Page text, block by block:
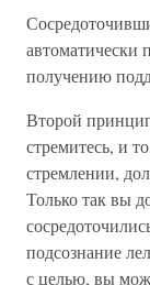
автоматически
получению
Второй
стремитесь, и
стремлении,
Только так вы
подсознание
с целью, вы